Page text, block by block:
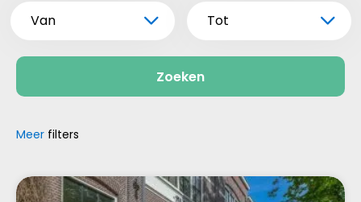
Van Tot
Zoeken
Meer filters